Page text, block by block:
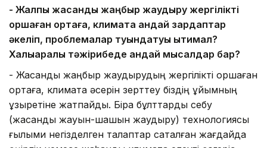
- Жалпы жасанды жаңбыр жаудыру жергілікті
қоршаған ортаға, климатқа қандай зардаптар
әкеліп, проблемалар туындатуы ықтимал?
Халықаралық тәжірибеде қандай мысалдар бар?
- Жасанды жаңбыр жаудырудың жергілікті қоршаған
ортаға, климатқа әсерін зерттеу біздің ұйымның
құзыретіне жатпайды. Бірақ бұлттарды себу
(жасанды жауын-шашын жаудыру) технологиясы
ғылыми негізделген талаптар сақталған жағдайда